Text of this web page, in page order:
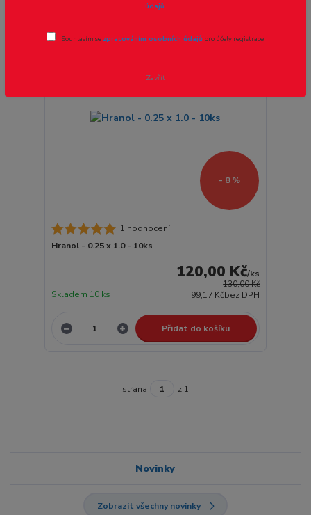
Novinky
Zobrazit všechny novinky
- 8 %
1 hodnocení
Hranol - 0.25 x 1.0 - 10ks
130,00 Kč
120,00 Kč/ks
99,17 Kčbez DPH
Skladem 10 ks
Přidat do košíku
strana z 1
údajů.
Souhlasím se zpracováním osobních údajů pro účely registrace.
Zavřít